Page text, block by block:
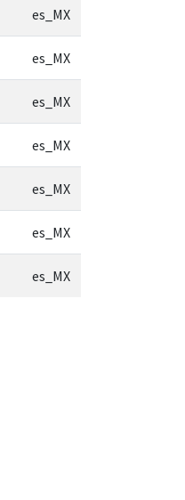
es_MX
es_MX
es_MX
es_MX
es_MX
es_MX
es_MX